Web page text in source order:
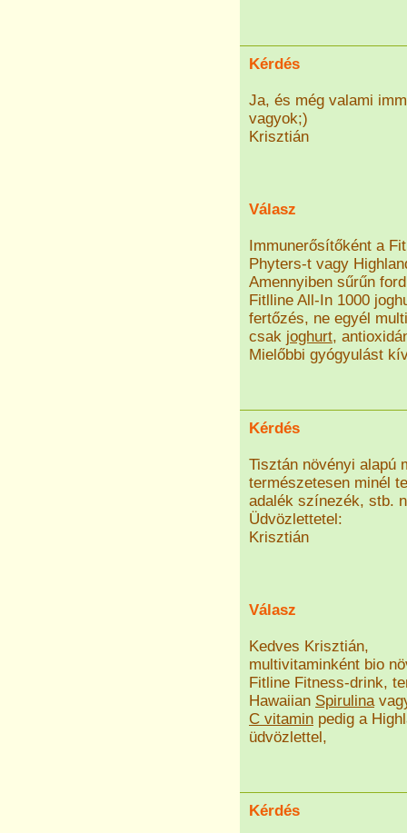
Kérdés
Ja, és még valami
vagyok;)
Krisztián
Válasz
Immunerősítőként a
Phyters-t vagy
Amennyiben sűrűn
Fitlline All-In 1000
fertőzés, ne egyél
csak joghurt,
Mielőbbi gyógyulást
Kérdés
Tisztán növényi alapú
természetesen minél
adalék színezék, stb.
Üdvözlettetel:
Krisztián
Válasz
Kedves Krisztián,
multivitaminként bio
Fitline Fitness-drink,
Hawaiian Spirulina
C vitamin pedig a
üdvözlettel,
Kérdés